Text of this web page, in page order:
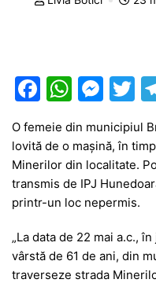
F
a
c
e
b
o
o
k
W
h
at
s
A
p
p
M
e
s
s
e
n
g
er
T
O femeie din municipiul
lovită de o mașină, în
Minerilor din localitate.
transmis de IPJ
printr-un loc nepermis.
„La data de 22 mai a.c.,
vârstă de 61 de ani, din
traverseze strada